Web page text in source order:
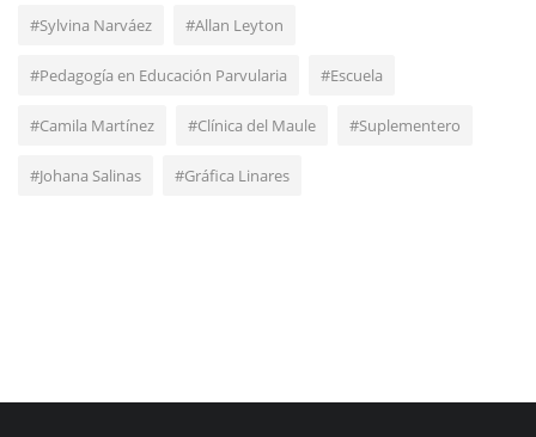
#Sylvina Narváez #Allan Leyton
#Pedagogía en Educación Parvularia #Escuela
#Camila Martínez #Clínica del Maule #Suplementero
#Johana Salinas #Gráfica Linares